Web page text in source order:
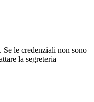
Se le credenziali non sono
la segreteria